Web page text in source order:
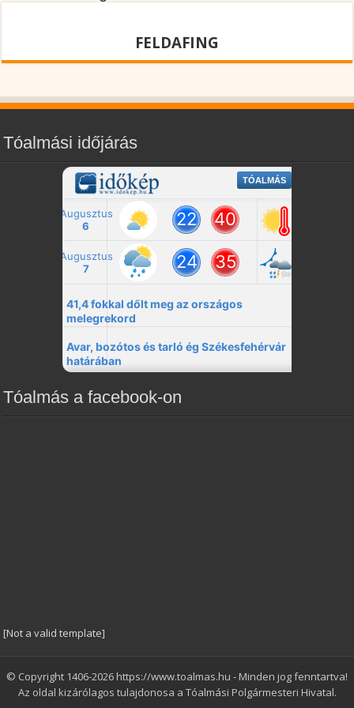
FELDAFING
Tóalmási időjárás
Tóalmás a facebook-on
[Not a valid template]
© Copyright 1406-2026 https://www.toalmas.hu - Minden jog fenntartva!
Az oldal kizárólagos tulajdonosa a Tóalmási Polgármesteri Hivatal.